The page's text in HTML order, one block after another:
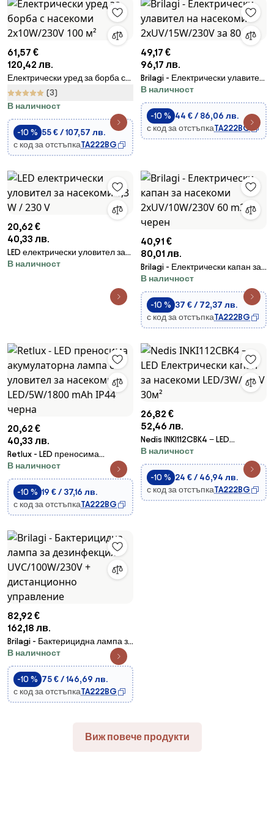
61,57 €
120,42 лв.
Електрически уред за борба с
насекоми 2x10W/230V 100 м²
(3)
В наличност
-10 % 55 € / 107,57 лв.
с код за отстъпкаTA222BG
49,17 €
96,17 лв.
Brilagi - Електрически улавител
на насекоми 2xUV/15W/230V за
80 m2
В наличност
-10 % 44 € / 86,06 лв.
с код за отстъпкаTA222BG
20,62 €
40,33 лв.
LED електрически уловител за
насекоми 3,3 W / 230 V
В наличност
40,91 €
80,01 лв.
Brilagi - Електрически капан за
насекоми 2xUV/10W/230V 60
m2 черен
В наличност
-10 % 37 € / 72,37 лв.
с код за отстъпкаTA222BG
20,62 €
40,33 лв.
Retlux - LED преносима
акумулаторна лампа с
уловител за насекоми
LED/5W/1800 mAh IP44 черна
В наличност
-10 % 19 € / 37,16 лв.
с код за отстъпкаTA222BG
26,82 €
52,46 лв.
Nedis INKI112CBK4 − LED
Електрически капан за
насекоми LED/3W/230V 30м²
В наличност
-10 % 24 € / 46,94 лв.
с код за отстъпкаTA222BG
82,92 €
162,18 лв.
Brilagi - Бактерицидна лампа за
дезинфекция UVC/100W/230V
+ дистанционно управление
В наличност
-10 % 75 € / 146,69 лв.
с код за отстъпкаTA222BG
Виж повече продукти